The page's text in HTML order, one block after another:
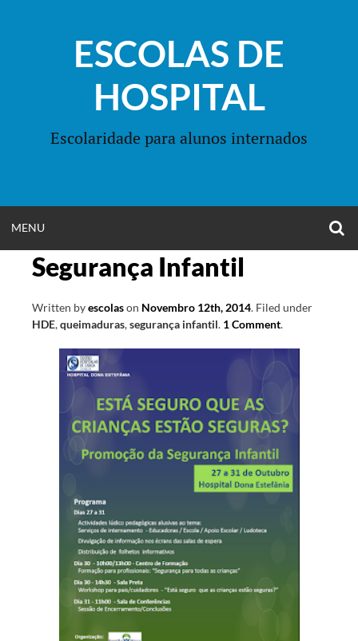
ESCOLAS DE
HOSPITAL
Escolaridade para alunos internados
MENU
MENU
Segurança Infantil
Written byescolason Novembro 12th, 2014. Filed under
HDE,queimaduras,segurança infantil. 1 Comment.